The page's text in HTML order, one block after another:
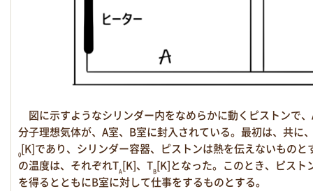
図に示すようなシリンダー内をなめらかに動くピストンで
分子理想気体が、A室、B室に封入されている。最初は、共に
0[K]であり、シリンダー容器、ピストンは熱を伝えないもの
の温度は、それぞれTA[K]、TB[K]となった。このとき、ピスト
を得るとともにB室に対して仕事をするものとする。